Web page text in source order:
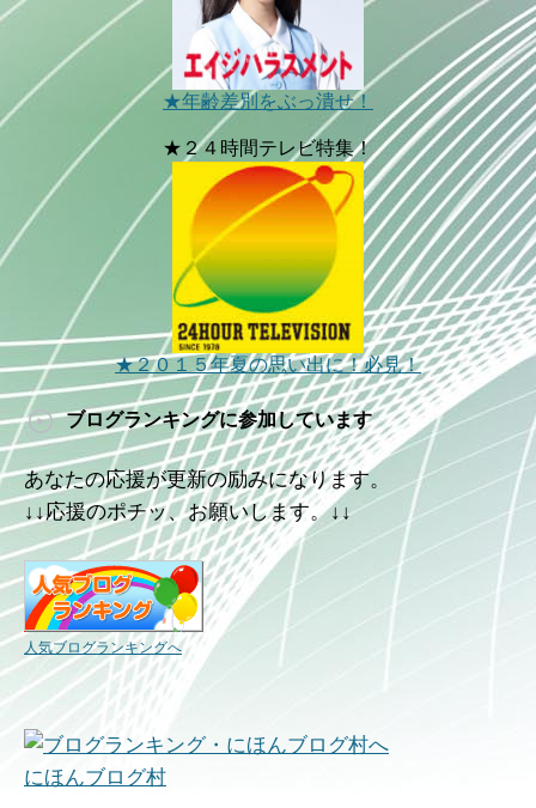
★年齢差別をぶっ潰せ！
★２４時間テレビ特集！
★２０１５年夏の思い出に！必見！
ブログランキングに参加しています
あなたの応援が更新の励みになります。
↓↓応援のポチッ、お願いします。↓↓
人気ブログランキングへ
にほんブログ村